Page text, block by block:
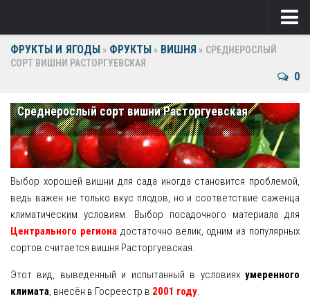
Ягоды
Клубника
Крыжовник
Малина
Фрукты
Ежевика
Слива
ФРУКТЫ И ЯГОДЫ » ФРУКТЫ » ВИШНЯ » СРЕДНЕРОСЛЫЙ
СОРТ ВИШНИ РАСТОРГУЕВСКАЯ
0
Среднерослый сорт вишни Расторгуевская
Выбор хорошей вишни для сада иногда становится проблемой,
ведь важен не только вкус плодов, но и соответствие саженца
климатическим условиям. Выбор посадочного материала для
Центрального регионадостаточно велик, одним из популярных
сортов считается вишня Расторгуевская.
Этот вид, выведенный и испытанный в условиях умеренного
климата, внесён в Госреестр в 2001 году.